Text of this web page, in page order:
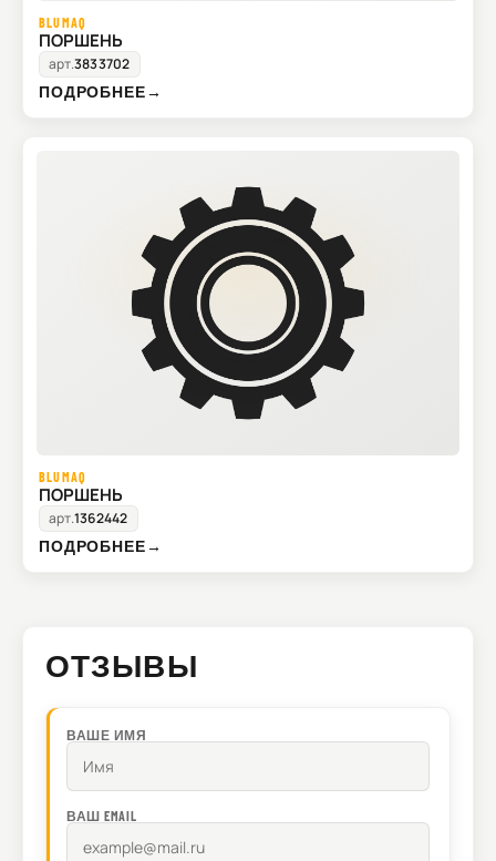
BLUMAQ
ПОРШЕНЬ
арт.3833702
ПОДРОБНЕЕ→
BLUMAQ
ПОРШЕНЬ
арт.1362442
ПОДРОБНЕЕ→
ОТЗЫВЫ
ВАШЕ ИМЯ
ВАШ EMAIL